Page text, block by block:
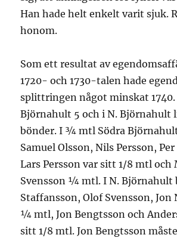
Han hade helt enkelt varit sjuk.
honom.
Som ett resultat av
1720- och 1730-talen hade
splittringen något minskat 1740.
Björnahult 5 och i N. Björnahult
bönder. I ¾ mtl Södra
Samuel Olsson, Nils Persson,
Lars Persson var sitt 1/8 mtl och
Svensson ¼ mtl. I N. Björnahult
Staffansson, Olof Svensson,
¼ mtl, Jon Bengtsson och
sitt 1/8 mtl. Jon Bengtsson